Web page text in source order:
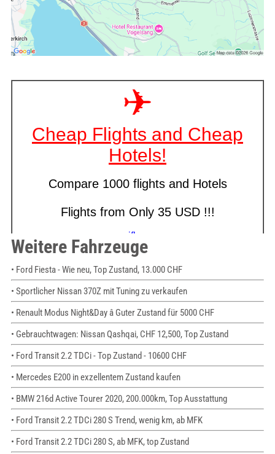
Weitere Fahrzeuge
• Ford Fiesta - Wie neu, Top Zustand, 13.000 CHF
• Sportlicher Nissan 370Z mit Tuning zu verkaufen
• Renault Modus Night&Day â Guter Zustand für 5000 CHF
• Gebrauchtwagen: Nissan Qashqai, CHF 12,500, Top Zustand
• Ford Transit 2.2 TDCi - Top Zustand - 10600 CHF
• Mercedes E200 in exzellentem Zustand kaufen
• BMW 216d Active Tourer 2020, 200.000km, Top Ausstattung
• Ford Transit 2.2 TDCi 280 S Trend, wenig km, ab MFK
• Ford Transit 2.2 TDCi 280 S, ab MFK, top Zustand